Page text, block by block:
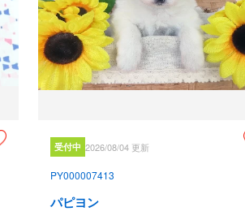
受付中 2026/08/04 更新
PY000007413
パピヨン